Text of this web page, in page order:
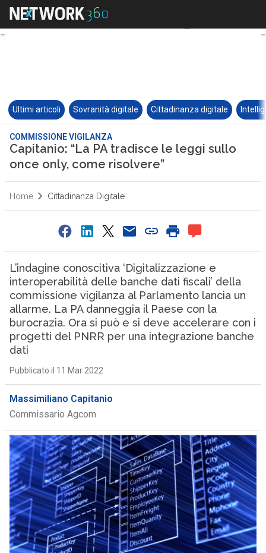
Ultimi articoli Sovranità digitale Cittadinanza digitale
COMMISSIONE VIGILANZA
Capitanio: “La PA tradisce le leggi sullo
once only, come risolvere”
Home Cittadinanza Digitale
L’indagine conoscitiva ‘Digitalizzazione e
interoperabilità delle banche dati fiscali’ della
commissione vigilanza al Parlamento lancia un
allarme. La PA danneggia il Paese con la
burocrazia. Ora si può e si deve accelerare con i
progetti del PNRR per una integrazione banche
dati
Pubblicato il 11 Mar 2022
Massimiliano Capitanio
Commissario Agcom